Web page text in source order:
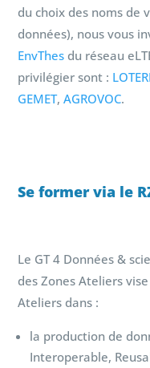
du choix des noms de
données), nous vous
EnvThes du réseau
privilégier sont :
GEMET,AGROVOC.
Se former via le
Le GT 4 Données &
des Zones Ateliers
Ateliers dans :
la production de
Interoperable,